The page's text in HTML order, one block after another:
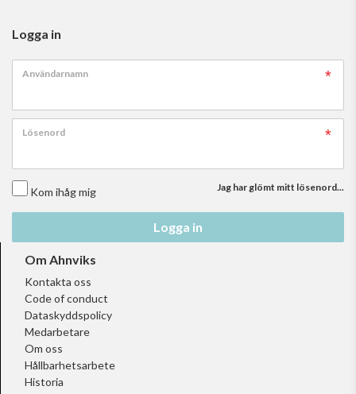
Logga in
Användarnamn
Lösenord
Kom ihåg mig Jag har glömt mitt lösenord...
Logga in
Om Ahnviks
Kontakta oss
Code of conduct
Dataskyddspolicy
Medarbetare
Om oss
Hållbarhetsarbete
Historia